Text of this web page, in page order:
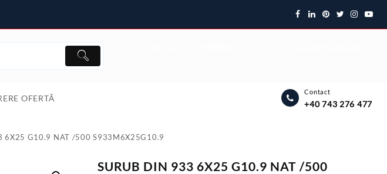
OFERTĂ
Contact
+40 743 276 477
6X25 G10.9 NAT /500 S933M6X25G10.9
SURUB DIN 933 6X25 G10.9 NAT /500